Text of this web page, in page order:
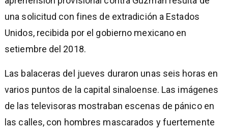
una solicitud con fines de extradición a Estados
Unidos, recibida por el gobierno mexicano en
setiembre del 2018.
Las balaceras del jueves duraron unas seis horas en
varios puntos de la capital sinaloense. Las imágenes
de las televisoras mostraban escenas de pánico en
las calles, con hombres mascarados y fuertemente